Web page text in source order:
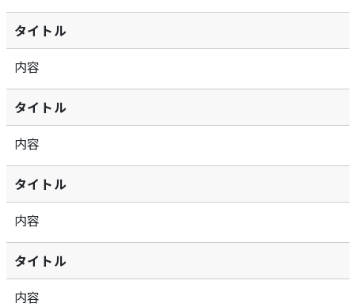
タイトル
内容
タイトル
内容
タイトル
内容
タイトル
内容